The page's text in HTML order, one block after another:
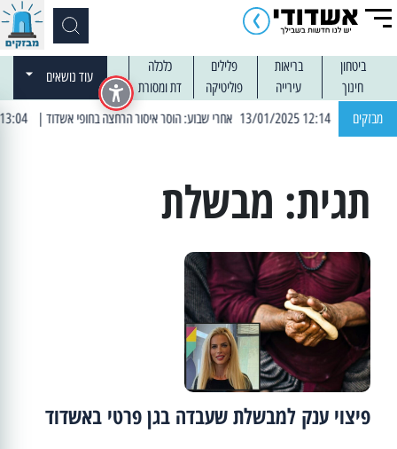
ביטחון בריאות פלילים
כלכלה
חינוך
עירייה פוליטיקה דת ומסורת
עוד נושאים
מבזקים | 13:04 14/01/2025 עובדים בלילות: עבודות קרצוף וריבוד אספלט
תגית: מבשלת
פיצוי ענק למבשלת שעבדה בגן פרטי באשדוד